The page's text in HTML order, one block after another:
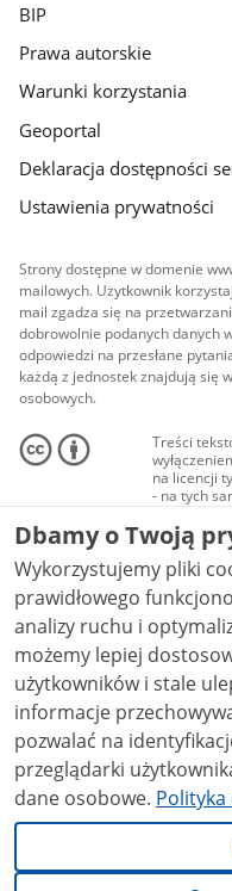
BIP
Prawa autorskie
Warunki korzystania
Geoportal
Deklaracja dostępności
Ustawienia prywatności
Strony dostępne w domenie
mailowych. Użytkownik
mail zgadza się na
dobrowolnie podanych danych
odpowiedzi na przesłane
każdą z jednostek znajdują się
osobowych.
Treści
na licencji
- na tych
Materiały
audio i
Creative
NC-ND
Dbamy o Twoją
Wykorzystujemy pliki
prawidłowego
analizy ruchu i optymalizacji
możemy lepiej
użytkowników i stale ulepszać
informacje
pozwalać na
przeglądarki
dane osobowe. Polityka